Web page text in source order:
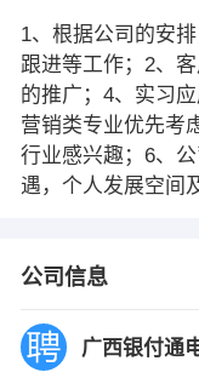
1、根据公司的安
跟进等工作；2、
的推广；4、实习
营销类专业优先考
行业感兴趣；6、
遇，个人发展空间
公司信息
广西银付通